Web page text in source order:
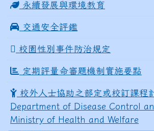
永續發展與環境教育
交通安全評鑑
校園性別事件防治規定
定期評量命審題機制實施要點
校外人士協助之部定或校訂課程
Department of Disease Control
Ministry of Health and Welfare